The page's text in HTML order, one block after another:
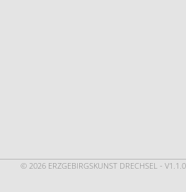
© 2026 ERZGEBIRGSKUNST DRECHSEL - V1.1.0